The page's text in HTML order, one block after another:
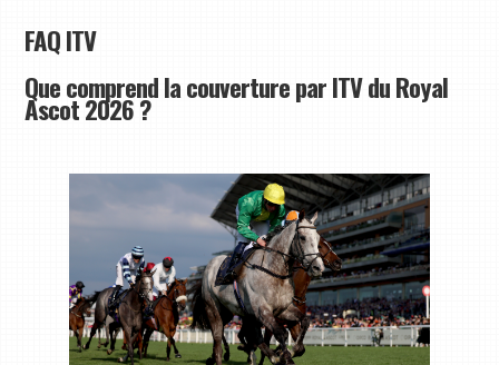
FAQ ITV
Que comprend la couverture par ITV du Royal
Ascot 2026 ?